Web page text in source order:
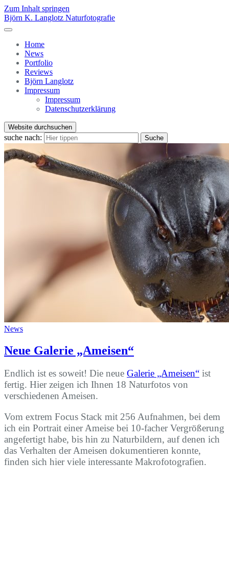
Zum Inhalt springen
Björn K. Langlotz Naturfotografie
Home
News
Portfolio
Reviews
Björn Langlotz
Impressum
Impressum
Datenschutzerklärung
Website durchsuchen
suche nach: Suche
News
Neue Galerie „Ameisen“
Endlich ist es soweit! Die neue Galerie „Ameisen“ ist
fertig. Hier zeigen ich Ihnen 18 Naturfotos von
verschiedenen Ameisen.
Vom extrem Focus Stack mit 256 Aufnahmen, bei dem
ich ein Portrait einer Ameise bei 10-facher Vergrößerung
angefertigt habe, bis hin zu Naturbildern, auf denen ich
das Verhalten der Ameisen dokumentieren konnte,
finden sich hier viele interessante Makrofotografien.